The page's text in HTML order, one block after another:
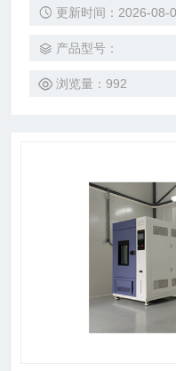
更新时间：2026-08-
产品型号：
浏览量：992